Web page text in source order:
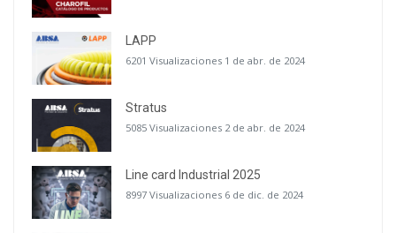
LAPP
6201 Visualizaciones 1 de abr. de 2024
Stratus
5085 Visualizaciones 2 de abr. de 2024
Line card Industrial 2025
8997 Visualizaciones 6 de dic. de 2024